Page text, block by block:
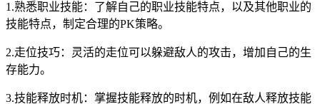
1.熟悉职业技能：了解自己的职业技能特点，以及其他职业的
技能特点，制定合理的PK策略。
2.走位技巧：灵活的走位可以躲避敌人的攻击，增加自己的生
存能力。
3.技能释放时机：掌握技能释放的时机，例如在敌人释放技能